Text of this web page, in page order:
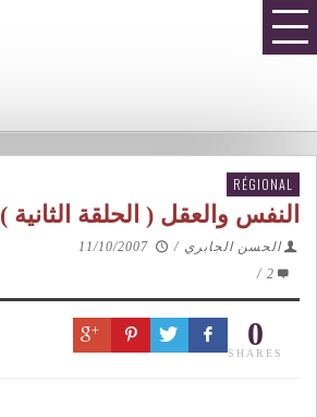
RÉGIONAL
النفس والعقل ( الحلقة الثانية )
الحسن الجابري /
11/10/2007
2
/
0
SHARES